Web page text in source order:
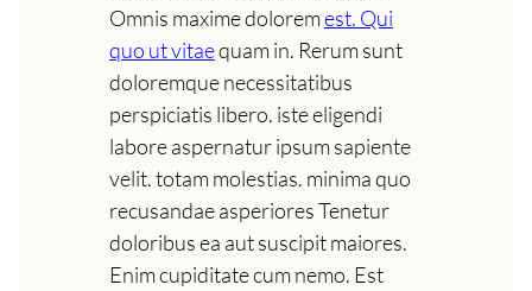
Omnis maxime doloremest. Qui
quo ut vitaequam in. Rerum sunt
doloremque necessitatibus
perspiciatis libero. iste eligendi
labore aspernatur ipsum sapiente
velit. totam molestias. minima quo
recusandae asperiores Tenetur
doloribus ea aut suscipit maiores.
Enim cupiditate cum nemo. Est